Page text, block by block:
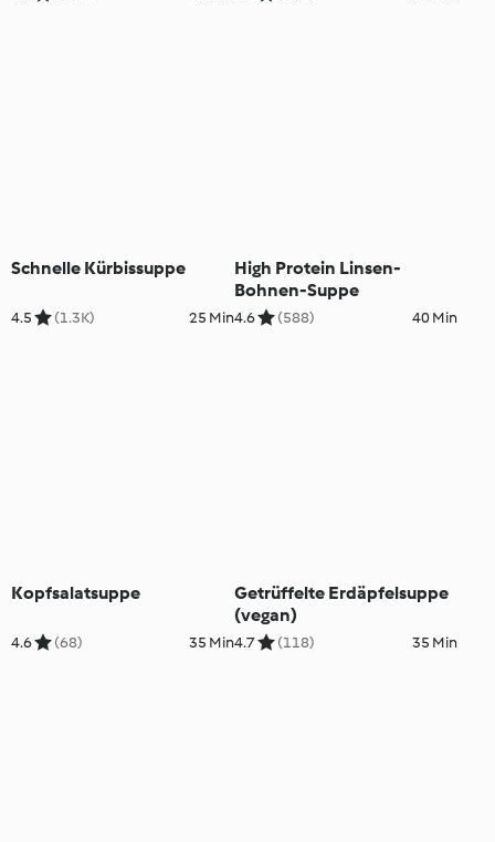
Schnelle Kürbissuppe
4.5 (1.3K) 25 Min
High Protein Linsen-
Bohnen-Suppe
4.6 (588) 40 Min
Kopfsalatsuppe
4.6 (68) 35 Min
Getrüffelte Erdäpfelsuppe
(vegan)
4.7 (118) 35 Min